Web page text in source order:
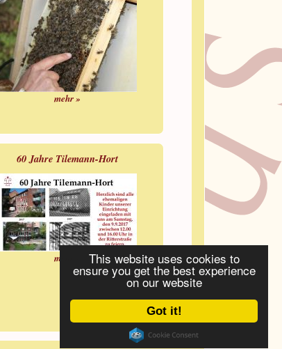
Got it!
This website uses cookies to
ensure you get the best experience
on our website
mehr »
60 Jahre Tilemann-Hort
mehr »